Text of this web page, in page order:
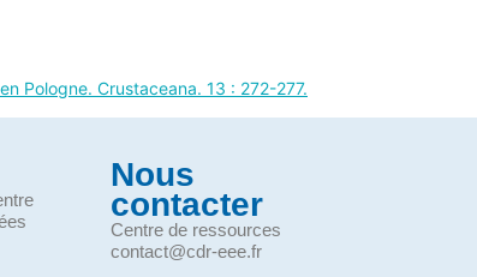
Pologne. Crustaceana. 13 : 272-277.
Nous
contacter
Centre de ressources
contact@cdr-eee.fr